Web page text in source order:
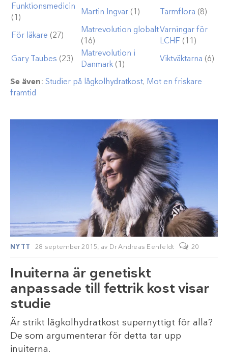
Funktionsmedicin
(1)
Martin Ingvar (1) Tarmflora (8)
För läkare (27)
Matrevolution globalt
(16)
Varningar för
LCHF (11)
Gary Taubes (23)
Matrevolution i
Danmark (1)
Viktväktarna (6)
Se även: Studier på lågkolhydratkost, Mot en friskare
framtid
NYTT 28 september 2015, av Dr Andreas Eenfeldt 20
Inuiterna är genetiskt
anpassade till fettrik kost visar
studie
Är strikt lågkolhydratkost supernyttigt för alla?
De som argumenterar för detta tar upp
inuiterna.